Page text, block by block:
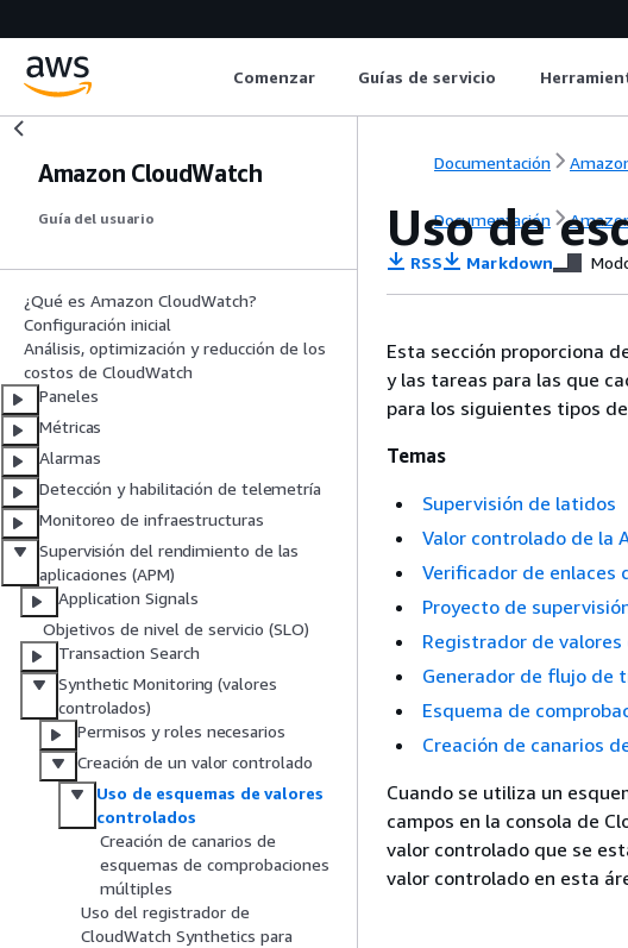
Comenzar Guías de servicio
Amazon CloudWatch
Guía del usuario
¿Qué es Amazon CloudWatch?
Configuración inicial
Análisis, optimización y reducción de los
costos de CloudWatch
Paneles
Métricas
Alarmas
Detección y habilitación de telemetría
Monitoreo de infraestructuras
Supervisión del rendimiento de las
aplicaciones (APM)
Application Signals
Objetivos de nivel de servicio (SLO)
Transaction Search
Synthetic Monitoring (valores
controlados)
Permisos y roles necesarios
Creación de un valor controlado
Uso de esquemas de valores
controlados
Creación de canarios de
esquemas de comprobaciones
múltiples
Uso del registrador de
CloudWatch Synthetics para
Documentación
Documentación
Uso de
RSS Markdown
Esta sección proporciona
y las tareas para las que
para los siguientes tipos
Temas
Supervisión de latidos
Valor controlado de la
Verificador de enlaces
Proyecto de
Registrador de
Generador de flujo de
Esquema de
Creación de canarios
Cuando se utiliza un
campos en la consola de
valor controlado que se
valor controlado en esta